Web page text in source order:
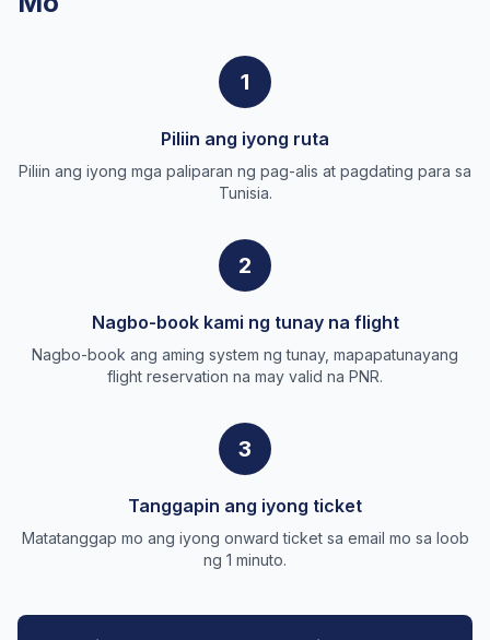
1
Piliin ang iyong ruta
Piliin ang iyong mga paliparan ng pag-alis at pagdating para sa
Tunisia.
2
Nagbo-book kami ng tunay na flight
Nagbo-book ang aming system ng tunay, mapapatunayang
flight reservation na may valid na PNR.
3
Tanggapin ang iyong ticket
Matatanggap mo ang iyong onward ticket sa email mo sa loob
ng 1 minuto.